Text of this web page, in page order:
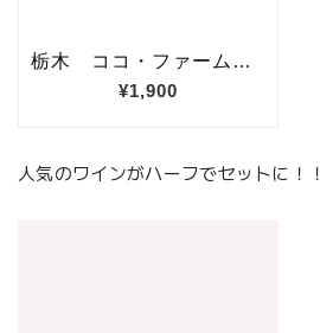
人気のワインがハーフでセットに！！